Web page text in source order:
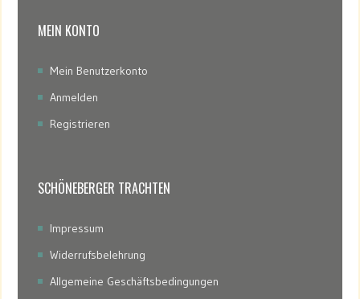
MEIN KONTO
Mein Benutzerkonto
Anmelden
Registrieren
SCHÖNEBERGER TRACHTEN
Impressum
Widerrufsbelehrung
Allgemeine Geschäftsbedingungen